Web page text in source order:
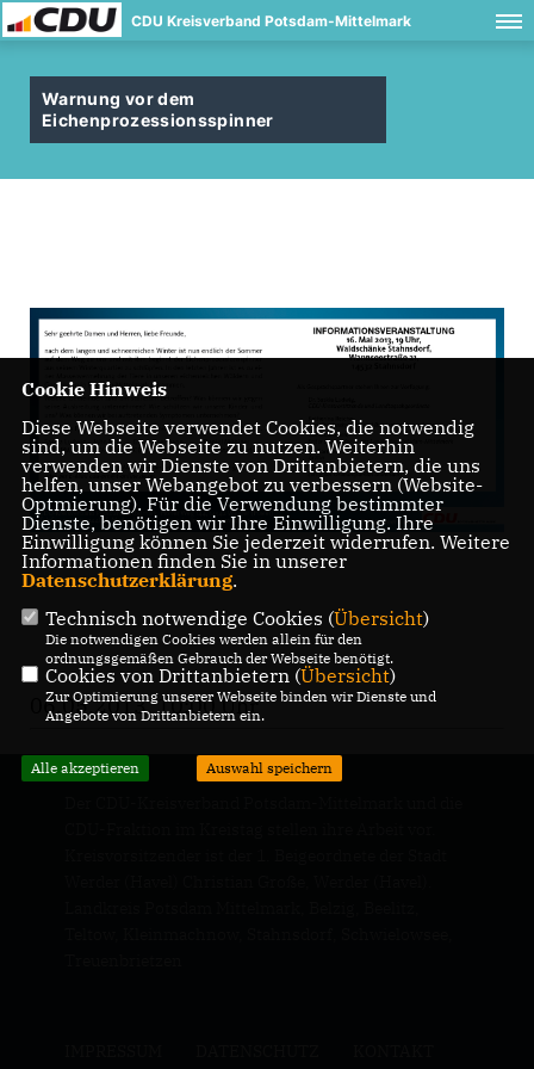
CDU Kreisverband Potsdam-Mittelmark
Warnung vor dem
Eichenprozessionsspinner
06.05.2013, 10:00 Uhr
Cookie Hinweis
Diese Webseite verwendet Cookies, die notwendig
sind, um die Webseite zu nutzen. Weiterhin
verwenden wir Dienste von Drittanbietern, die uns
helfen, unser Webangebot zu verbessern (Website-
Optmierung). Für die Verwendung bestimmter
Dienste, benötigen wir Ihre Einwilligung. Ihre
Einwilligung können Sie jederzeit widerrufen. Weitere
Informationen finden Sie in unserer
Datenschutzerklärung.
Technisch notwendige Cookies (Übersicht)
Die notwendigen Cookies werden allein für den
ordnungsgemäßen Gebrauch der Webseite benötigt.
Cookies von Drittanbietern (Übersicht)
Zur Optimierung unserer Webseite binden wir Dienste und
Angebote von Drittanbietern ein.
Alle akzeptieren Auswahl speichern